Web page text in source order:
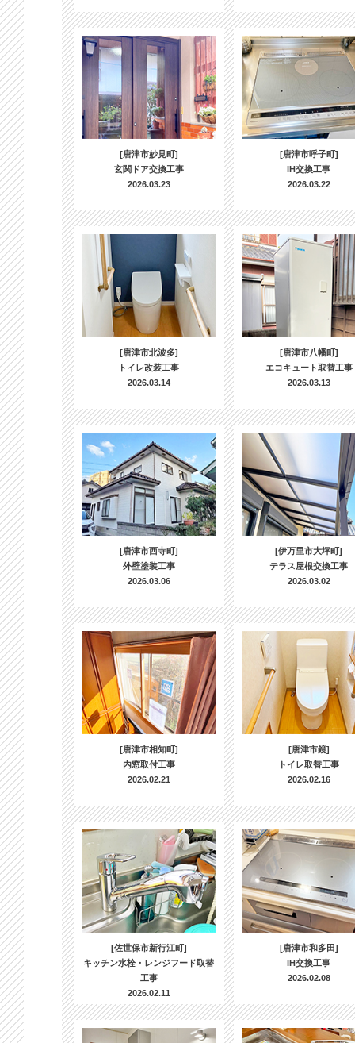
[唐津市妙見町]
玄関ドア交換工事
2026.03.23
[唐津市呼子町]
IH交換工事
2026.03.22
[唐津市北波多]
トイレ改装工事
2026.03.14
[唐津市八幡町]
エコキュート取替工事
2026.03.13
[唐津市西寺町]
外壁塗装工事
2026.03.06
[伊万里市大坪町]
テラス屋根交換工事
2026.03.02
[唐津市相知町]
内窓取付工事
2026.02.21
[唐津市鏡]
トイレ取替工事
2026.02.16
[佐世保市新行江町]
キッチン水栓・レンジフード取替
工事
2026.02.11
[唐津市和多田]
IH交換工事
2026.02.08